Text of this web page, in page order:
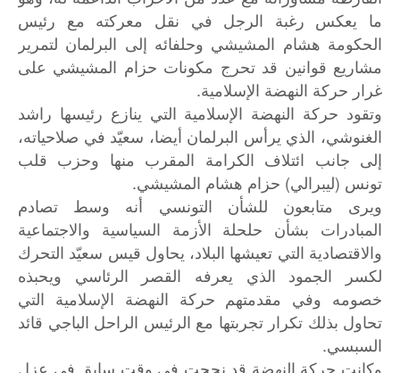
ما يعكس رغبة الرجل في نقل معركته مع رئيس
الحكومة هشام المشيشي وحلفائه إلى البرلمان لتمرير
مشاريع قوانين قد تحرج مكونات حزام المشيشي على
غرار حركة النهضة الإسلامية.
وتقود حركة النهضة الإسلامية التي ينازع رئيسها راشد
الغنوشي، الذي يرأس البرلمان أيضا، سعيّد في صلاحياته،
إلى جانب ائتلاف الكرامة المقرب منها وحزب قلب
تونس (ليبرالي) حزام هشام المشيشي.
ويرى متابعون للشأن التونسي أنه وسط تصادم
المبادرات بشأن حلحلة الأزمة السياسية والاجتماعية
والاقتصادية التي تعيشها البلاد، يحاول قيس سعيّد التحرك
لكسر الجمود الذي يعرفه القصر الرئاسي ويحبذه
خصومه وفي مقدمتهم حركة النهضة الإسلامية التي
تحاول بذلك تكرار تجربتها مع الرئيس الراحل الباجي قائد
السبسي.
وكانت حركة النهضة قد نجحت في وقت سابق في عزل